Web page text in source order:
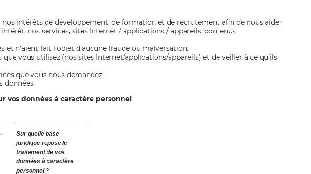
nos intérêtsde développement, de formation et de recrutement afin de nous aider
intérêt, nos services, sites Internet / applications / appareils, contenus
n’aient fait l’objet d’aucune fraude ou malversation.
vous utilisez (nos sites Internet/applications/appareils) et de veiller à ce qu’ils
que vous nous demandez.
données.
vos données à caractère personnel
Sur quelle base
juridique repose le
traitement de vos
données à caractère
personnel ?